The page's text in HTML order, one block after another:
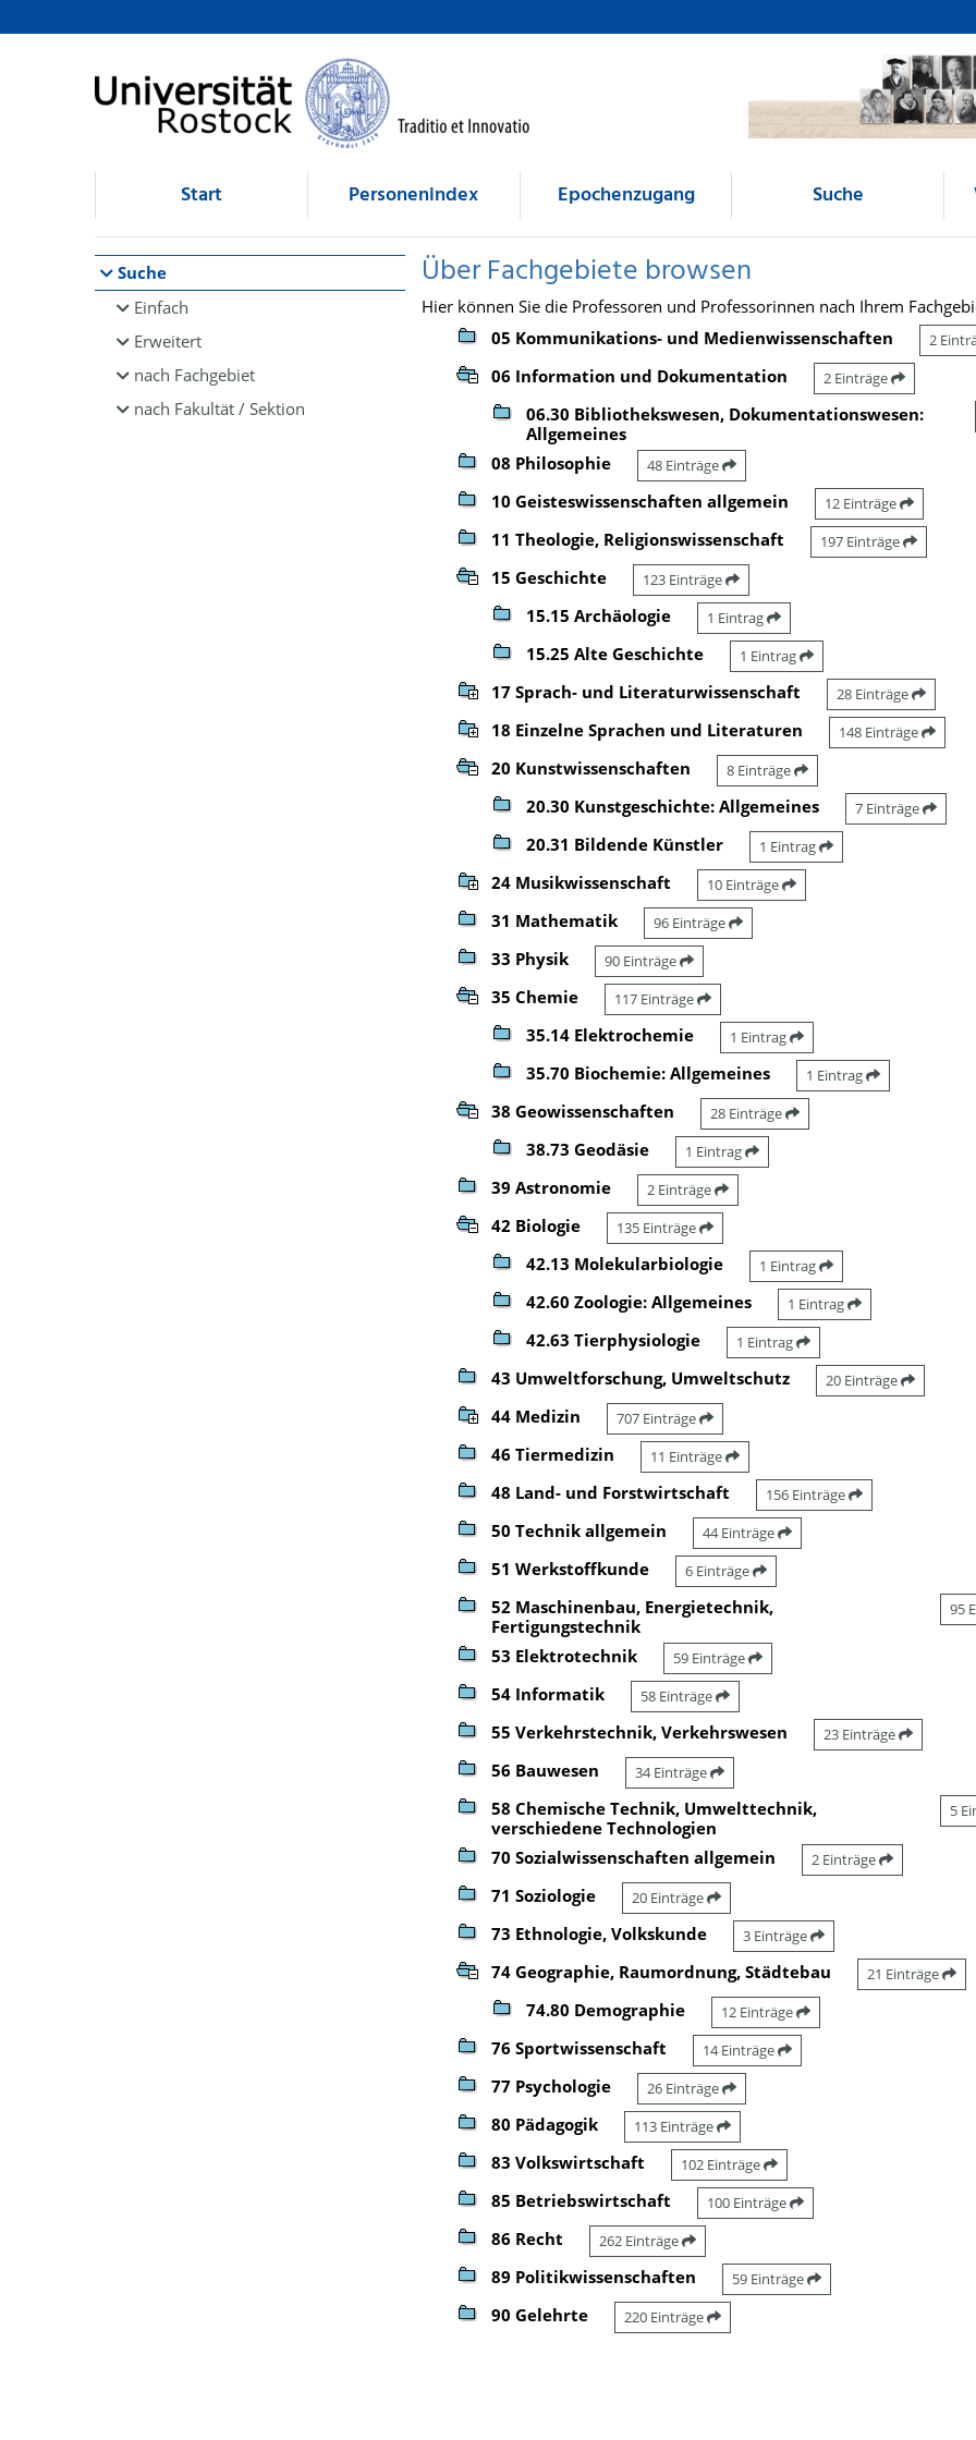
Browsen
direkt zum Inhalt
Start Personenindex Epochenzugang Suche
Suche
Einfach
Erweitert
nach Fachgebiet
nach Fakultät / Sektion
Über Fachgebiete browsen
Hier können Sie die Professoren und Professorinnen nach Ihrem
05 Kommunikations- und Medienwissenschaften
2
06 Information und Dokumentation 2 Einträge
06.30 Bibliothekswesen, Dokumentationswesen:
Allgemeines
08 Philosophie 48 Einträge
10 Geisteswissenschaften allgemein 12 Einträge
11 Theologie, Religionswissenschaft 197 Einträge
15 Geschichte 123 Einträge
15.15 Archäologie 1 Eintrag
15.25 Alte Geschichte 1 Eintrag
17 Sprach- und Literaturwissenschaft 28 Einträge
18 Einzelne Sprachen und Literaturen 148 Einträge
20 Kunstwissenschaften 8 Einträge
20.30 Kunstgeschichte: Allgemeines 7 Einträge
20.31 Bildende Künstler 1 Eintrag
24 Musikwissenschaft 10 Einträge
31 Mathematik 96 Einträge
33 Physik 90 Einträge
35 Chemie 117 Einträge
35.14 Elektrochemie 1 Eintrag
35.70 Biochemie: Allgemeines 1 Eintrag
38 Geowissenschaften 28 Einträge
38.73 Geodäsie 1 Eintrag
39 Astronomie 2 Einträge
42 Biologie 135 Einträge
42.13 Molekularbiologie 1 Eintrag
42.60 Zoologie: Allgemeines 1 Eintrag
42.63 Tierphysiologie 1 Eintrag
43 Umweltforschung, Umweltschutz 20 Einträge
44 Medizin 707 Einträge
46 Tiermedizin 11 Einträge
48 Land- und Forstwirtschaft 156 Einträge
50 Technik allgemein 44 Einträge
51 Werkstoffkunde 6 Einträge
52 Maschinenbau, Energietechnik,
Fertigungstechnik
95
53 Elektrotechnik 59 Einträge
54 Informatik 58 Einträge
55 Verkehrstechnik, Verkehrswesen 23 Einträge
56 Bauwesen 34 Einträge
58 Chemische Technik, Umwelttechnik,
verschiedene Technologien
5
70 Sozialwissenschaften allgemein 2 Einträge
71 Soziologie 20 Einträge
73 Ethnologie, Volkskunde 3 Einträge
74 Geographie, Raumordnung, Städtebau 21 Einträge
74.80 Demographie 12 Einträge
76 Sportwissenschaft 14 Einträge
77 Psychologie 26 Einträge
80 Pädagogik 113 Einträge
83 Volkswirtschaft 102 Einträge
85 Betriebswirtschaft 100 Einträge
86 Recht 262 Einträge
89 Politikwissenschaften 59 Einträge
90 Gelehrte 220 Einträge